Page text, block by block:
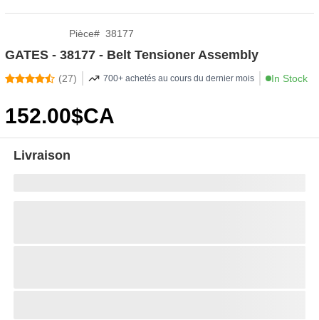
Pièce# 38177
GATES - 38177 - Belt Tensioner Assembly
(27) 700+ achetés au cours du dernier mois In Stock
152.00$CA
Livraison